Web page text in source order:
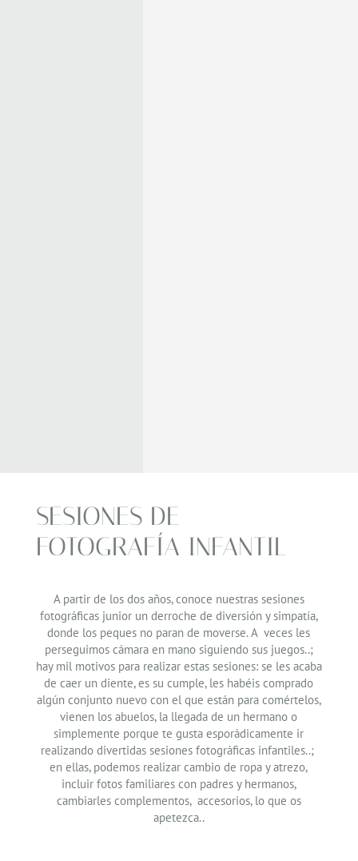
SESIONES DE
FOTOGRAFÍA INFANTIL
A partir de los dos años, conoce nuestras sesiones
fotográficas junior un derroche de diversión y simpatía,
donde los peques no paran de moverse. A veces les
perseguimos cámara en mano siguiendo sus juegos..;
hay mil motivos para realizar estas sesiones: se les acaba
de caer un diente, es su cumple, les habéis comprado
algún conjunto nuevo con el que están para comértelos,
vienen los abuelos, la llegada de un hermano o
simplemente porque te gusta esporádicamente ir
realizando divertidas sesiones fotográficas infantiles..;
en ellas, podemos realizar cambio de ropa y atrezo,
incluir fotos familiares con padres y hermanos,
cambiarles complementos, accesorios, lo que os
apetezca..